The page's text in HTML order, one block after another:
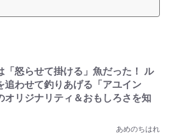
「怒らせて掛ける」魚だった！ ル
追わせて釣りあげる「アユイン
オリジナリティ＆おもしろさを知
あめのちはれ